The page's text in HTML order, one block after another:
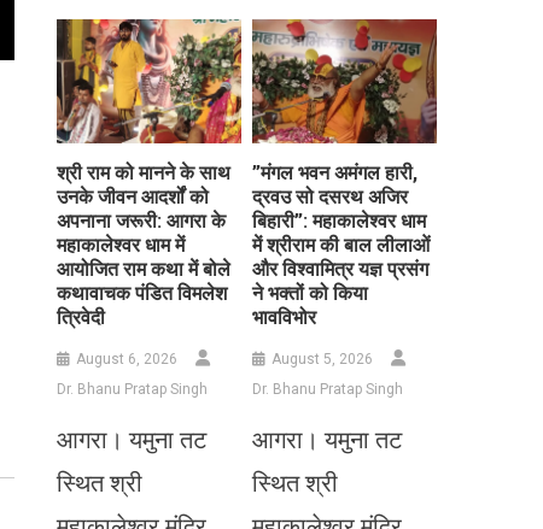
​श्री राम को मानने के साथ
उनके जीवन आदर्शों को
अपनाना जरूरी: आगरा के
महाकालेश्वर धाम में
आयोजित राम कथा में बोले
कथावाचक पंडित विमलेश
त्रिवेदी
August 6, 2026
Dr. Bhanu Pratap Singh
आगरा। यमुना तट
स्थित श्री
​”मंगल भवन अमंगल हारी,
द्रवउ सो दसरथ अजिर
बिहारी”: महाकालेश्वर धाम
में श्रीराम की बाल लीलाओं
और विश्वामित्र यज्ञ प्रसंग
ने भक्तों को किया
भावविभोर
August 5, 2026
Dr. Bhanu Pratap Singh
आगरा। यमुना तट
स्थित श्री